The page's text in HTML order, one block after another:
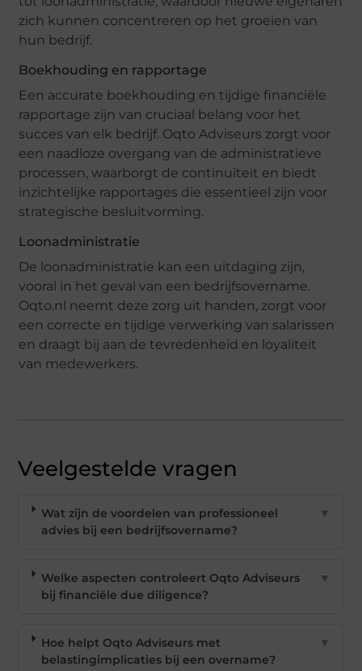
zich kunnen concentreren op het groeien van
hun bedrijf.
Boekhouding en rapportage
Een accurate boekhouding en tijdige financiële
rapportage zijn van cruciaal belang voor het
succes van elk bedrijf. Oqto Adviseurs zorgt voor
een naadloze overgang van de administratieve
processen, waarborgt de continuïteit en biedt
inzichtelijke rapportages die essentieel zijn voor
strategische besluitvorming.
Loonadministratie
De loonadministratie kan een uitdaging zijn,
vooral in het geval van een bedrijfsovername.
Oqto.nl neemt deze zorg uit handen, zorgt voor
een correcte en tijdige verwerking van salarissen
en draagt bij aan de tevredenheid en loyaliteit
van medewerkers.
Veelgestelde vragen
Wat zijn de voordelen van professioneel
advies bij een bedrijfsovername?
▼
Welke aspecten controleert Oqto Adviseurs
bij financiële due diligence?
▼
Hoe helpt Oqto Adviseurs met
belastingimplicaties bij een overname?
▼